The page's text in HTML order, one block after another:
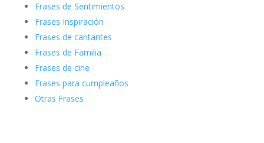
Frases de Sentimientos
Frases Inspiración
Frases de cantantes
Frases de Familia
Frases de cine
Frases para cumpleaños
Otras Frases